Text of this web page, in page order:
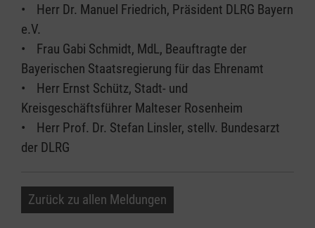
• Herr Dr. Manuel Friedrich, Präsident DLRG Bayern
e.V.
• Frau Gabi Schmidt, MdL, Beauftragte der
Bayerischen Staatsregierung für das Ehrenamt
• Herr Ernst Schütz, Stadt- und
Kreisgeschäftsführer Malteser Rosenheim
• Herr Prof. Dr. Stefan Linsler, stellv. Bundesarzt
der DLRG
Zurück zu allen Meldungen